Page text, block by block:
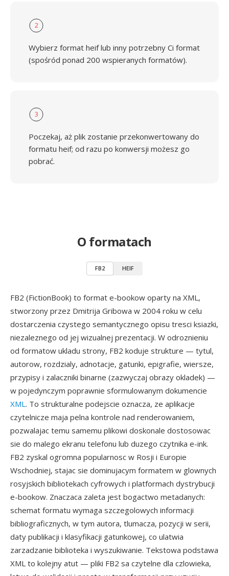
2
Wybierz format heif lub inny potrzebny Ci format
(spośród ponad 200 wspieranych formatów).
3
Poczekaj, aż plik zostanie przekonwertowany do
formatu heif; od razu po konwersji możesz go
pobrać.
O formatach
FB2 HEIF
FB2 (FictionBook) to format e-bookow oparty na XML,
stworzony przez Dmitrija Gribowa w 2004 roku w celu
dostarczenia czystego semantycznego opisu tresci ksiazki,
niezaleznego od jej wizualnej prezentacji. W odroznieniu
od formatow ukladu strony, FB2 koduje strukture — tytul,
autorow, rozdzialy, adnotacje, gatunki, epigrafie, wiersze,
przypisy i zalaczniki binarne (zazwyczaj obrazy okladek) —
w pojedynczym poprawnie sformulowanym dokumencie
XML. To strukturalne podejscie oznacza, ze aplikacje
czytelnicze maja pelna kontrole nad renderowaniem,
pozwalajac temu samemu plikowi doskonale dostosowac
sie do malego ekranu telefonu lub duzego czytnika e-ink.
FB2 zyskal ogromna popularnosc w Rosji i Europie
Wschodniej, stajac sie dominujacym formatem w glownych
rosyjskich bibliotekach cyfrowych i platformach dystrybucji
e-bookow. Znaczaca zaleta jest bogactwo metadanych:
schemat formatu wymaga szczegolowych informacji
bibliograficznych, w tym autora, tlumacza, pozycji w serii,
daty publikacji i klasyfikacji gatunkowej, co ulatwia
zarzadzanie biblioteka i wyszukiwanie. Tekstowa podstawa
XML to kolejny atut — pliki FB2 sa czytelne dla czlowieka,